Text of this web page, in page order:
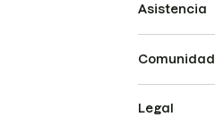
Asistencia
Comunidad
Legal